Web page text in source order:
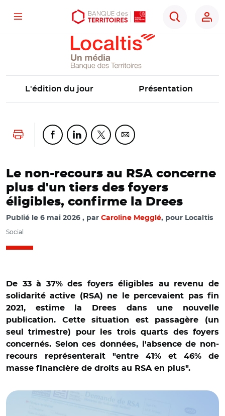
Aller
Aller
Ouvrir
d'accessibilité
Menu
Rechercher
Localtis
L'édition du jour Présentation
Lancer l'impressionPartager cette page sur Facebook
Partager cette page sur Linkedin
Partager cette page sur Twitter
Partager cette page sur
Le non-recours au RSA concerne
plus d'un tiers des foyers
éligibles, confirme la Drees
Publié le 6 mai 2026 par Caroline Megglé, pour Localtis
Social
De 33 à 37% des foyers éligibles au revenu de
solidarité active (RSA) ne le percevaient pas fin
2021, estime la Drees dans une nouvelle
publication. Cette situation est passagère (un
seul trimestre) pour les trois quarts des foyers
concernés. Selon ces données, l'absence de non-
recours représenterait "entre 41% et 46% de
masse financière de droits au RSA en plus".